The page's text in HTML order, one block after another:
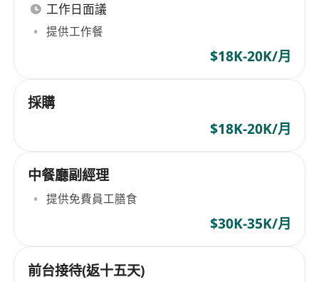
工作日面議
提供工作餐
$18K-20K/月
採購
$18K-20K/月
中餐廳副經理
提供免費員工膳食
$30K-35K/月
前台接待(返十五天)